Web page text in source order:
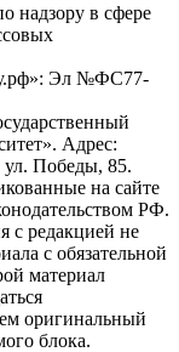
надзору в сфере
Эл №ФС77-
Адрес:
ул. Победы, 85.
на сайте
РФ.
с редакцией не
с обязательной
материал
оригинальный
блока.